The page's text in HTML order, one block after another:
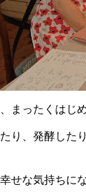
まったくは
り、発酵した
せな気持ちにな